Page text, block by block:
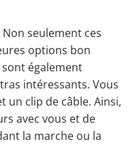
Non seulement ces
options bon
également
intéressants. Vous
un clip de câble. Ainsi,
avec vous et de
la marche ou la